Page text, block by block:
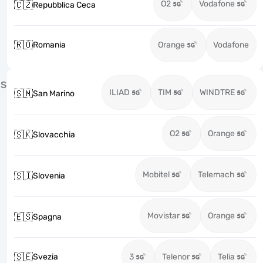
🇨🇿Repubblica Ceca O2 Vodafone
🇷🇴Romania Orange Vodafone
S
🇸🇲San Marino ILIAD TIM WINDTRE
🇸🇰Slovacchia O2 Orange
🇸🇮Slovenia Mobitel Telemach
🇪🇸Spagna Movistar Orange
🇸🇪Svezia 3 Telenor Telia